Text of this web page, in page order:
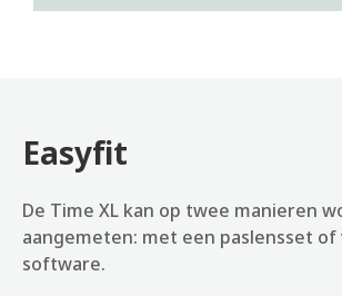
Easyfit
De Time XL kan op twee manieren
aangemeten: met een paslensset of
software.